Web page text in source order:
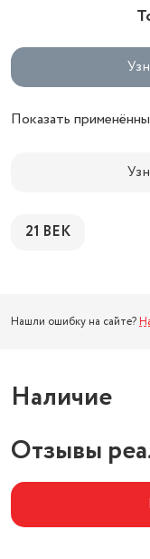
Показать
21 ВЕК
Нашли ошибку на сайте?
Наличие
Отзывы